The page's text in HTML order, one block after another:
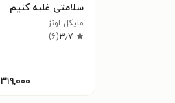
سلامتی غلبه کنیم
مایکل اونز
۳٫۷(۶)
۳۱۹,۰۰۰